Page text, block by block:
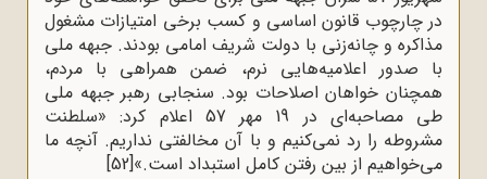
در چارچوب قانون اساسى و کسب برخى امتیازات مشغول
مذاکره و چانه‌زنى با دولت شریف امامى بودند. جبهه ملی
با صدور اعلامیه‌هایی نرم، ضمن همراهی با مردم،
همچنان خواهان اصلاحات بود. سنجابى رهبر جبهه ملى
طی مصاحبه‌اى در 19 مهر 57 اعلام کرد: «سلطنت
مشروطه را رد نمى‌کنیم و با آن مخالفتى نداریم. آنچه ما
مى‌خواهیم از بین رفتن کامل استبداد است.»[52]